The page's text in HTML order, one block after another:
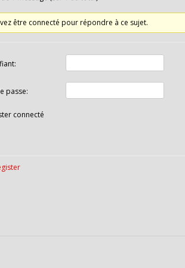
être connecté pour répondre à ce sujet.
passe:
connecté